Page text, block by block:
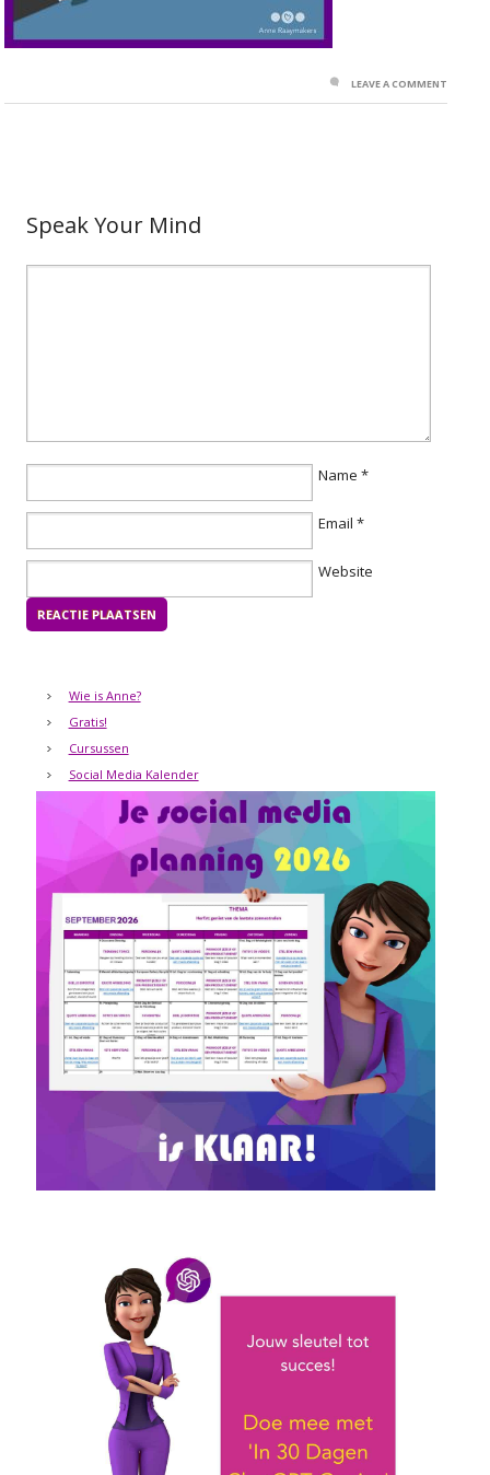
LEAVE A COMMENT
Speak Your Mind
Name *
Email *
Website
Wie is Anne?
Gratis!
Cursussen
Social Media Kalender